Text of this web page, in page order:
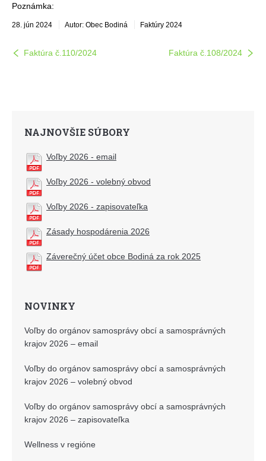
Poznámka:
28. jún 2024 Autor: Obec Bodiná Faktúry 2024
Faktúra č.110/2024 Faktúra č.108/2024
NAJNOVŠIE SÚBORY
Voľby 2026 - email
Voľby 2026 - volebný obvod
Voľby 2026 - zapisovateľka
Zásady hospodárenia 2026
Záverečný účet obce Bodiná za rok 2025
NOVINKY
Voľby do orgánov samosprávy obcí a samosprávných
krajov 2026 – email
Voľby do orgánov samosprávy obcí a samosprávných
krajov 2026 – volebný obvod
Voľby do orgánov samosprávy obcí a samosprávných
krajov 2026 – zapisovateľka
Wellness v regióne